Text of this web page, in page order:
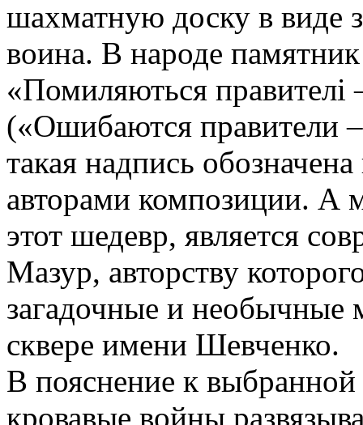
шахматную доску в виде
воина. В народе
«Помиляються правителі
(«Ошибаются правители
такая надпись
авторами композиции. А
этот шедевр, является
Мазур, авторству
загадочные и необычные
сквере имени Шевченко.
В пояснение к выбранной
кровавые войны